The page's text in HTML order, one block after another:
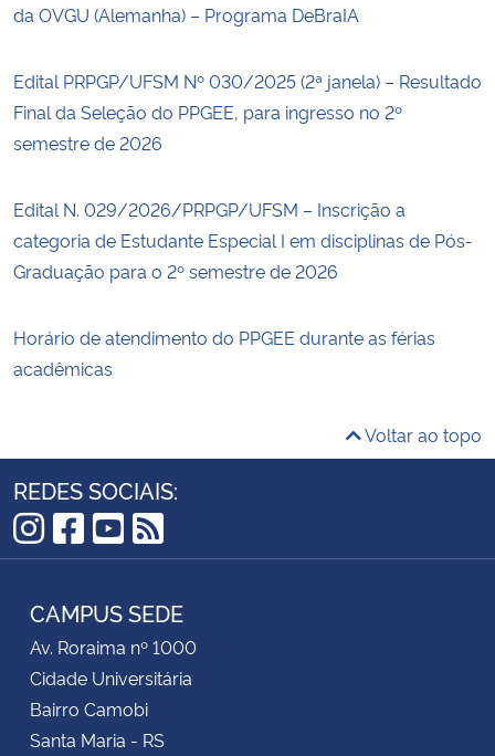
da OVGU (Alemanha) – Programa DeBraIA
Edital PRPGP/UFSM Nº 030/2025 (2ª janela) – Resultado
Final da Seleção do PPGEE, para ingresso no 2º
semestre de 2026
Edital N. 029/2026/PRPGP/UFSM – Inscrição a
categoria de Estudante Especial I em disciplinas de Pós-
Graduação para o 2º semestre de 2026
Horário de atendimento do PPGEE durante as férias
acadêmicas
Voltar ao topo
REDES SOCIAIS:
Instagram
Facebook
YouTube
RSS
CAMPUS SEDE
Av. Roraima nº 1000
Cidade Universitária
Bairro Camobi
Santa Maria - RS